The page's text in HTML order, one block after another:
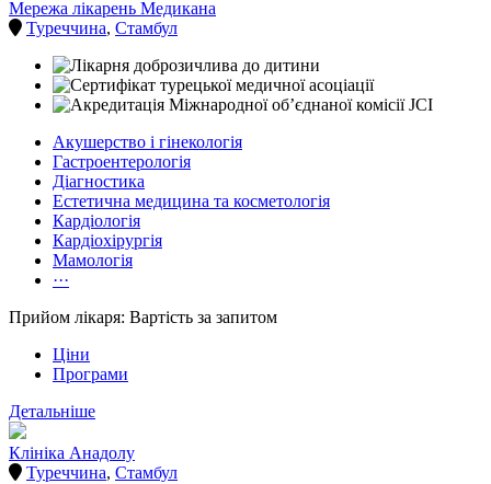
Мережа лікарень Медикана
Туреччина, Стамбул
Акушерство і гінекологія
Гастроентерологія
Діагностика
Естетична медицина та косметологія
Кардіологія
Кардіохірургія
Мамологія
···
Прийом лікаря: Вартість за запитом
Ціни
Програми
Детальніше
Клініка Анадолу
Туреччина, Стамбул